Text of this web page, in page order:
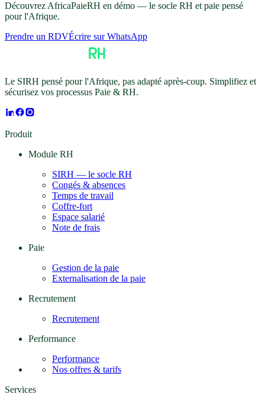
Découvrez AfricaPaieRH en démo — le socle RH et paie pensé
pour l'Afrique.
Prendre un RDVÉcrire sur WhatsApp
Le SIRH pensé pour l'Afrique, pas adapté après-coup. Simplifiez et
sécurisez vos processus Paie & RH.
Produit
Module RH
SIRH — le socle RH
Congés & absences
Temps de travail
Coffre-fort
Espace salarié
Note de frais
Paie
Gestion de la paie
Externalisation de la paie
Recrutement
Recrutement
Performance
Performance
Nos offres & tarifs
Services